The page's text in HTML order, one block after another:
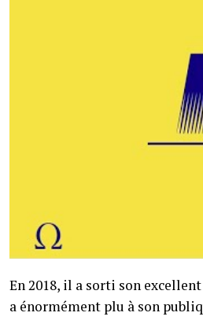
En 2018, il a sorti son
a énormément plu à son